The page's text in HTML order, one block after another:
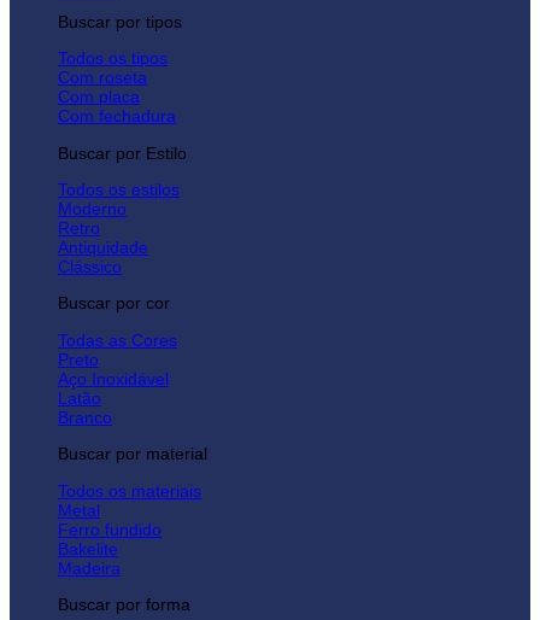
Buscar por tipos
Todos os tipos
Com roseta
Com placa
Com fechadura
Buscar por Estilo
Todos os estilos
Moderno
Retro
Antiquidade
Clássico
Buscar por cor
Todas as Cores
Preto
Aço Inoxidável
Latão
Branco
Buscar por material
Todos os materiais
Metal
Ferro fundido
Bakelite
Madeira
Buscar por forma